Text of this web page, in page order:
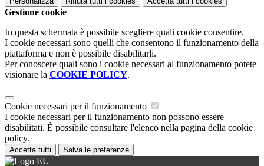
Gestione cookie
In questa schermata è possibile scegliere quali cookie consentire.
I cookie necessari sono quelli che consentono il funzionamento della
piattaforma e non è possibile disabilitarli.
Per conoscere quali sono i cookie necessari al funzionamento potete
visionare la COOKIE POLICY.
Cookie necessari per il funzionamento
I cookie necessari per il funzionamento non possono essere
disabilitati. È possibile consultare l'elenco nella pagina della cookie
policy.
Accetta tutti Salva le preferenze